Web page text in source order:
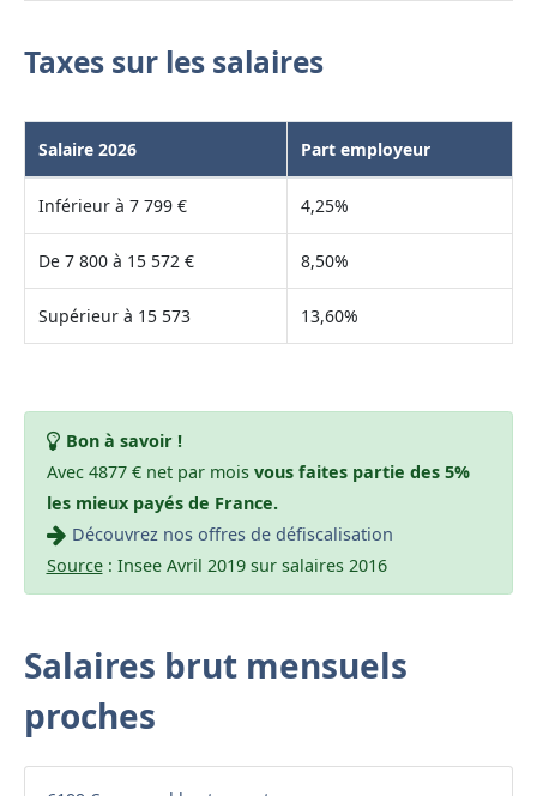
Taxes sur les salaires
Salaire 2026 Part employeur
Inférieur à 7 799 € 4,25%
De 7 800 à 15 572 € 8,50%
Supérieur à 15 573 13,60%
Bon à savoir !
Avec 4877 € net par mois vous faites partie des 5%
les mieux payés de France.
Découvrez nos offres de défiscalisation
Source: Insee Avril 2019 sur salaires 2016
Salaires brut mensuels
proches